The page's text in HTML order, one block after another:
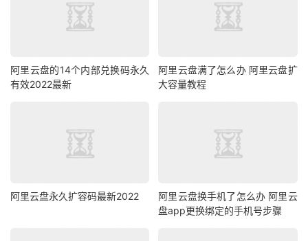
阿里云盘的14个内部兑换码永久
有效2022最新
阿里云盘满了怎么办 阿里云盘扩
大容量教程
阿里云盘永久扩容码最新2022
阿里云盘换手机了怎么办 阿里云
盘app更换绑定的手机号步骤